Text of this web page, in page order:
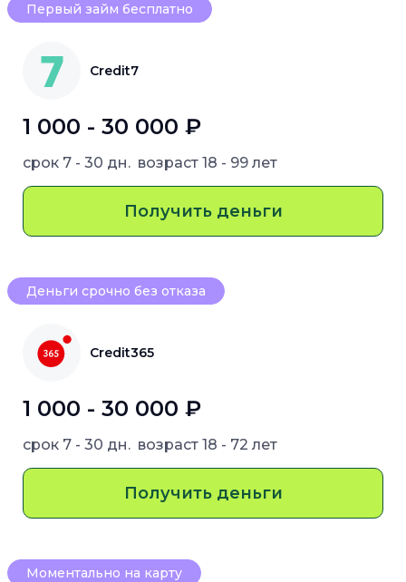
Первый займ бесплатно
Credit7
1 000 - 30 000 ₽
срок 7 - 30 дн. возраст 18 - 99 лет
Получить деньги
Деньги срочно без отказа
Credit365
1 000 - 30 000 ₽
срок 7 - 30 дн. возраст 18 - 72 лет
Получить деньги
Моментально на карту